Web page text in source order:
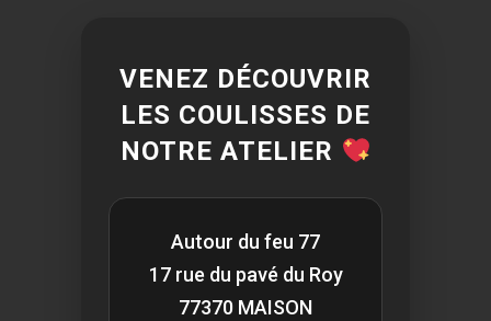
VENEZ DÉCOUVRIR
LES COULISSES DE
NOTRE ATELIER
Autour du feu 77
17 rue du pavé du Roy
77370 MAISON